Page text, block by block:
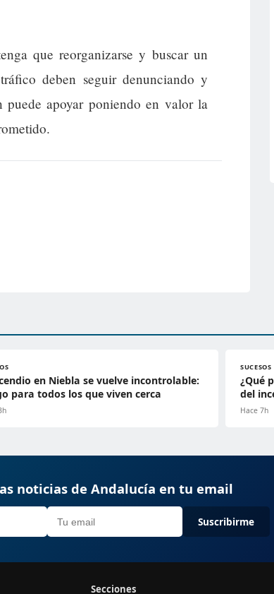
que reorganizarse y buscar un
deben seguir denunciando y
apoyar poniendo en valor la
en Niebla se vuelve incontrolable:
para todos los que viven cerca
SUCESOS
¿Qué
del
Hace 7h
noticias de Andalucía en tu email
Suscribirme
Secciones